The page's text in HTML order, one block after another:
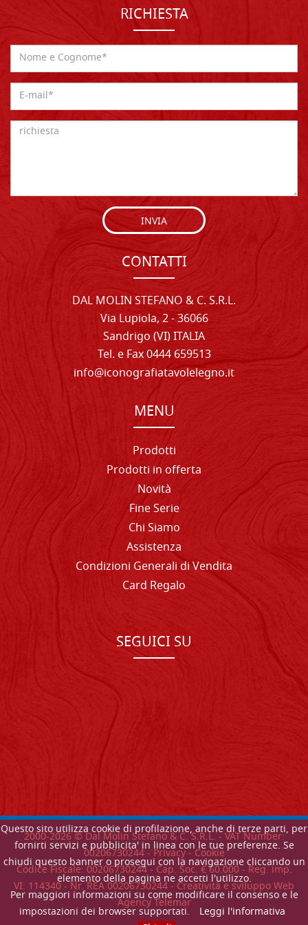
Questo sito utilizza cookie di profilazione, anche di terze parti, per
fornirti servizi e pubblicita' in linea con le tue preferenze. Se
chiudi questo banner o prosegui con la navigazione cliccando un
elemento della pagina ne accetti l'utilizzo.
Per maggiori informazioni su come modificare il consenso e le
impostazioni dei browser supportati.
Leggi l'informativa
RICHIESTA
INVIA
CONTATTI
DAL MOLIN STEFANO & C. S.R.L.
Via Lupiola, 2 - 36066
Sandrigo (VI) ITALIA
Tel. e Fax 0444 659513
info@iconografiatavolelegno.it
MENU
Prodotti
Prodotti in offerta
Novità
Fine Serie
Chi Siamo
Assistenza
Condizioni Generali di Vendita
Card Regalo
SEGUICI SU
2000-2026© Dal Molin Stefano & C. S.R.L. - VAT Number:
00206730244 - Privacy-Cookie
Codice Fiscale: 00206730244 - Cap. Soc. € 60.000 - Reg. imp.
VI: 114340 - Nr. REA 00206730244 - Creatività e sviluppo Web
Agency Telemar